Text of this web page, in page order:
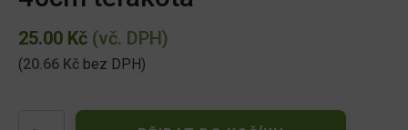
25.00 Kč (vč. DPH)
(20.66 Kč bez DPH)